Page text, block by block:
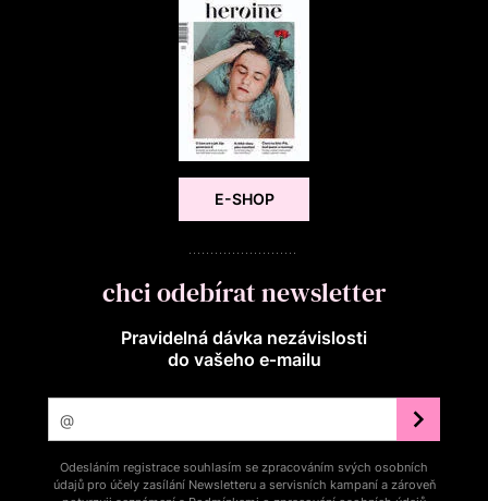
E-SHOP
chci odebírat newsletter
Pravidelná dávka nezávislosti
do vašeho e‑mailu
Odesláním registrace souhlasím se zpracováním svých osobních
údajů pro účely zasílání Newsletteru a servisních kampaní a zároveň